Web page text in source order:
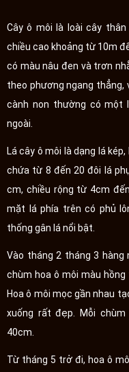
Cây ô môi là loài cây
chiều cao khoảng từ 10m
có màu nâu đen và trơn
theo phương ngang thẳng,
cành non thường có một
ngoài.
Lá cây ô môi là dạng lá
chứa từ 8 đến 20 đôi lá
cm, chiều rộng từ 4cm
mặt lá phía trên có phủ
thống gân lá nổi bật.
Vào tháng 2 tháng 3 hàng
chùm hoa ô môi màu
Hoa ô môi mọc gần nhau
xuống rất đẹp. Mỗi
40cm.
Từ tháng 5 trở đi, hoa ô